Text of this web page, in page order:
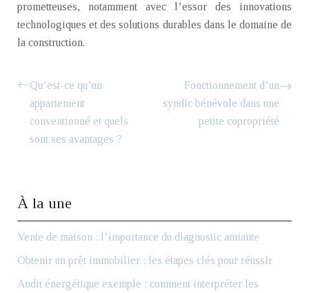
prometteuses, notamment avec l’essor des innovations
technologiques et des solutions durables dans le domaine de
la construction.
Qu’est-ce qu’un
appartement
conventionné et quels
sont ses avantages ?
Fonctionnement d’un
syndic bénévole dans une
petite copropriété
À la une
Vente de maison : l’importance du diagnostic amiante
Obtenir un prêt immobilier : les étapes clés pour réussir
Audit énergétique exemple : comment interpréter les